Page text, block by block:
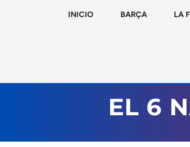
INICIO BARÇA LA
EL 6